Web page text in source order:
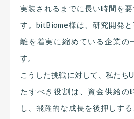
実装されるまでに長い時間を
す。bitBiome様は、研究開発
離を着実に縮めている企業の
す。
こうした挑戦に対して、私たち
たすべき役割は、資金供給の
し、飛躍的な成長を後押しす